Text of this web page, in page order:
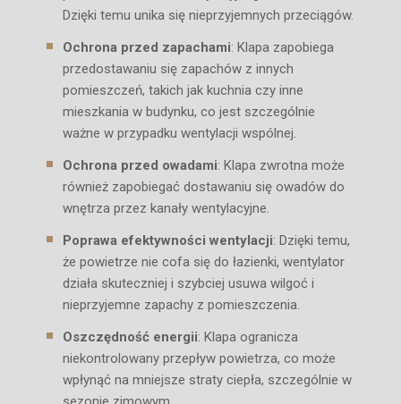
Dzięki temu unika się nieprzyjemnych przeciągów.
Ochrona przed zapachami: Klapa zapobiega
przedostawaniu się zapachów z innych
pomieszczeń, takich jak kuchnia czy inne
mieszkania w budynku, co jest szczególnie
ważne w przypadku wentylacji wspólnej.
Ochrona przed owadami: Klapa zwrotna może
również zapobiegać dostawaniu się owadów do
wnętrza przez kanały wentylacyjne.
Poprawa efektywności wentylacji: Dzięki temu,
że powietrze nie cofa się do łazienki, wentylator
działa skuteczniej i szybciej usuwa wilgoć i
nieprzyjemne zapachy z pomieszczenia.
Oszczędność energii: Klapa ogranicza
niekontrolowany przepływ powietrza, co może
wpłynąć na mniejsze straty ciepła, szczególnie w